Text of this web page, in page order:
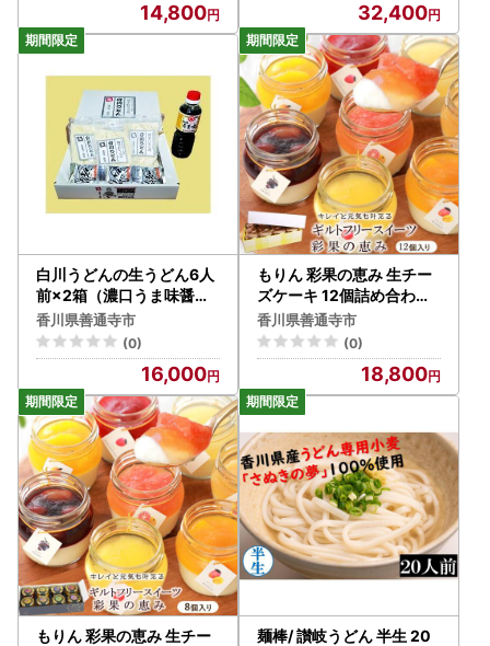
14,800 32,400
白川うどんの生うどん6人
前×2箱（濃口うま味醤油3
60ml×1本付き）_Z2600
122
香川県善通寺市
(0)
16,000
もりん 彩果の恵み 生チー
ズケーキ 12個詰め合わせ_
Z2600506
香川県善通寺市
(0)
18,800
もりん 彩果の恵み 生チー
麺棒/ 讃岐うどん 半生 20